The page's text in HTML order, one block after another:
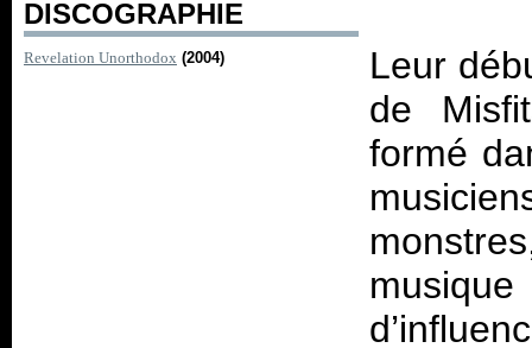
DISCOGRAPHIE
Revelation Unorthodox (2004)
Leur
de
formé